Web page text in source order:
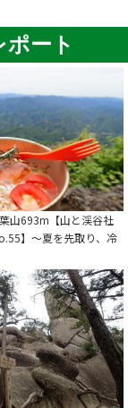
ート
山693m【山と渓谷社
】～夏を先取り、冷